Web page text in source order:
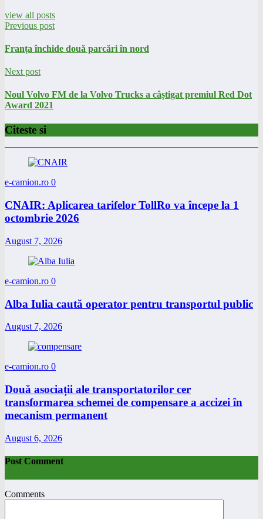
view all posts
Previous post
Franța închide două parcări în nord
Next post
Noul Volvo FM de la Volvo Trucks a câștigat premiul Red Dot
Award 2021
Citeste si
e-camion.ro 0
CNAIR: Aplicarea tarifelor TollRo va începe la 1
octombrie 2026
August 7, 2026
e-camion.ro 0
Alba Iulia caută operator pentru transportul public
August 7, 2026
e-camion.ro 0
Două asociații ale transportatorilor cer
transformarea schemei de compensare a accizei în
mecanism permanent
August 6, 2026
Post Comment
Comments